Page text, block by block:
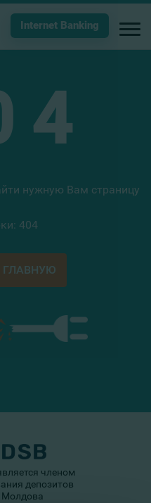
Internet Banking
4
нужную Вам страницу
404
ГЛАВНУЮ
членом
депозитов
Молдова